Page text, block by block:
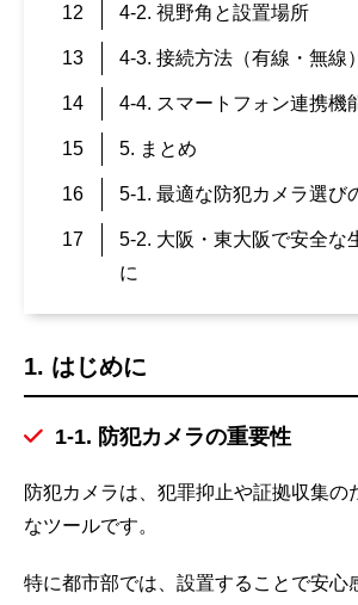
4-2. 視野角と設置場所
4-3. 接続方法（有線・無線）
4-4. スマートフォン連携機
5. まとめ
5-1. 最適な防犯カメラ選び
5-2. 大阪・東大阪で安全な
に
1. はじめに
1-1. 防犯カメラの重要性
防犯カメラは、犯罪抑止や証拠収集の
なツールです。
特に都市部では、設置することで安心